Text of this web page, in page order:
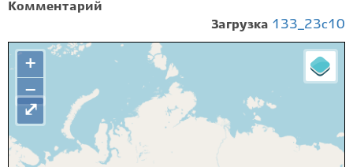
Комментарий
Загрузка 133_23c10
+
−
⤢